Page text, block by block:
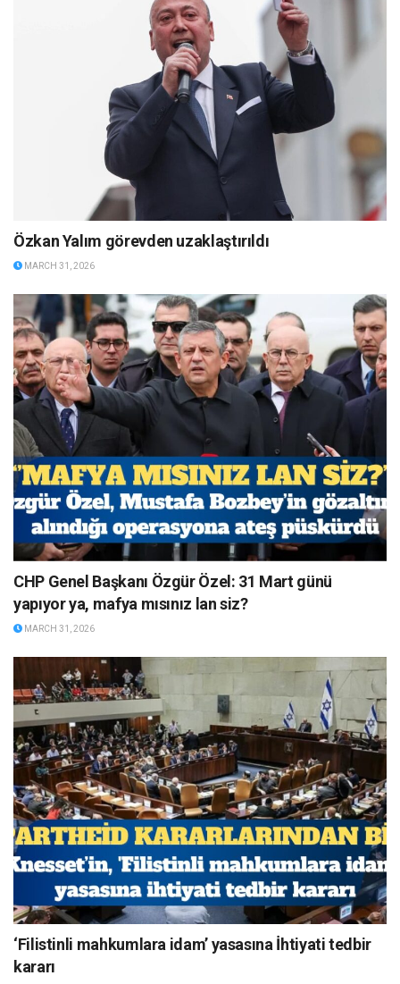
Özkan Yalım görevden uzaklaştırıldı
MARCH 31, 2026
CHP Genel Başkanı Özgür Özel: 31 Mart günü
yapıyor ya, mafya mısınız lan siz?
MARCH 31, 2026
‘Filistinli mahkumlara idam’ yasasına İhtiyati tedbir
kararı